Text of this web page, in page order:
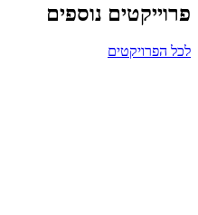
פרוייקטים נוספים
לכל הפרויקטים